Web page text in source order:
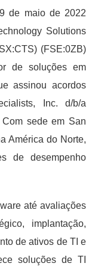
de maio de 2022
Solutions
(FSE:0ZB)
de soluções em
assinou acordos
Inc. d/b/a
Com sede em San
América do Norte,
de desempenho
até avaliações
implantação,
de ativos de TI e
soluções de TI